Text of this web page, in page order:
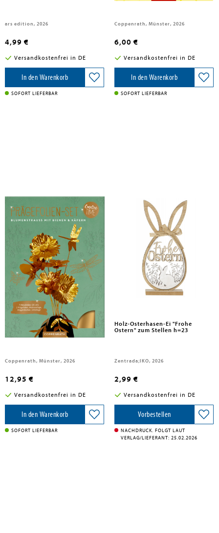
ars edition, 2026
4,99 €
Versandkostenfrei in DE
In den Warenkorb
SOFORT LIEFERBAR
Coppenrath, Münster, 2026
6,00 €
Versandkostenfrei in DE
In den Warenkorb
SOFORT LIEFERBAR
Prägefolien-Set Blumenstrauß
Coppenrath, Münster, 2026
12,95 €
Versandkostenfrei in DE
In den Warenkorb
SOFORT LIEFERBAR
Holz-Osterhasen-Ei "Frohe
Ostern" zum Stellen h=23
Zentrada;IKO, 2026
2,99 €
Versandkostenfrei in DE
Vorbestellen
NACHDRUCK. FOLGT LAUT
VERLAG/LIEFERANT: 25.02.2026